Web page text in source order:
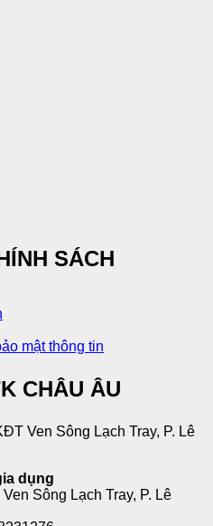
SÁCH
mật thông tin
CHÂU ÂU
Ven Sông Lạch Tray, P. Lê
dụng
Sông Lạch Tray, P. Lê